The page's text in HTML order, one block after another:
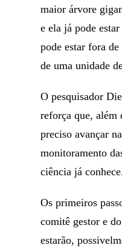
maior árvore
e ela já pode
pode estar fora
de uma unidade
O pesquisador
reforça que, além
preciso avançar
monitoramento
ciência já
Os primeiros
comitê gestor e
estarão,